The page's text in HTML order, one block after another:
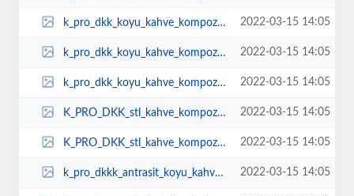
k_pro_dkk_koyu_kahve_kompozit_deck_fiyatlar_reticileri_ucuz_zemin_kapalama_pa... 2022-03-15 14:05
k_pro_dkk_koyu_kahve_kompozit_deck_fiyatlar_reticileri_ucuz_zemin_kapalama_pa... 2022-03-15 14:05
k_pro_dkk_koyu_kahve_kompozit_deck_fiyatlar_reticileri_ucuz_zemin_kapalama_pa... 2022-03-15 14:05
K_PRO_DKK_stl_kahve_kompozit_deck_fiyatlar_reticileri_ucuz_zemin_kapalama_par... 2022-03-15 14:05
K_PRO_DKK_stl_kahve_kompozit_deck_fiyatlar_reticileri_ucuz_zemin_kapalama_par... 2022-03-15 14:05
k_pro_dkkk_antrasit_koyu_kahve_kompozit_deck_fiyatlar_reticileri_ucuz_zemin_k... 2022-03-15 14:05